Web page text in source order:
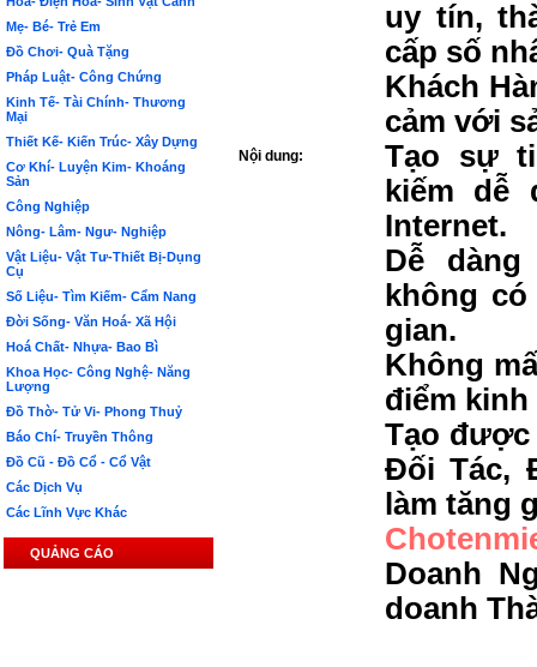
Mẹ- Bé- Trẻ Em
Đồ Chơi- Quà Tặng
Pháp Luật- Công Chứng
Kinh Tế- Tài Chính- Thương
Mại
Thiết Kế- Kiến Trúc- Xây Dựng
Cơ Khí- Luyện Kim- Khoáng
Sản
Công Nghiệp
Nông- Lâm- Ngư- Nghiệp
Vật Liệu- Vật Tư-Thiết Bị-Dụng
Cụ
Số Liệu- Tìm Kiếm- Cẩm Nang
Đời Sống- Văn Hoá- Xã Hội
Hoá Chất- Nhựa- Bao Bì
Khoa Học- Công Nghệ- Năng
Lượng
Đồ Thờ- Tử Vi- Phong Thuỷ
Báo Chí- Truyền Thông
Đồ Cũ - Đồ Cổ - Cổ Vật
Các Dịch Vụ
Các Lĩnh Vực Khác
QUẢNG CÁO
Nội dung:
uy tín,
cấp số
Khách
cảm với
Tạo sự
kiếm dễ
Internet.
Dễ
không
gian.
Không
điểm kinh
Tạo được
Đối Tác,
làm tăng
Doanh
doanh